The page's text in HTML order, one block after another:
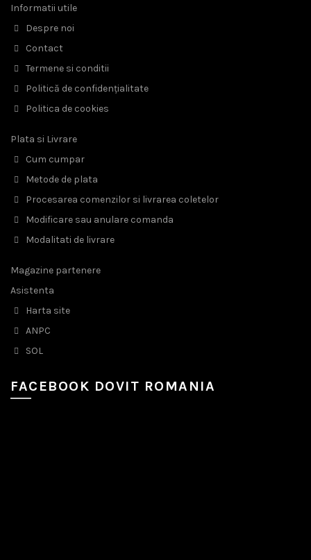
Informatii utile
Despre noi
Contact
Termene si conditii
Politică de confidențialitate
Politica de cookies
Plata si Livrare
Cum cumpar
Metode de plata
Procesarea comenzilor si livrarea coletelor
Modificare sau anulare comanda
Modalitati de livrare
Magazine partenere
Asistenta
Harta site
ANPC
SOL
FACEBOOK DOVIT ROMANIA